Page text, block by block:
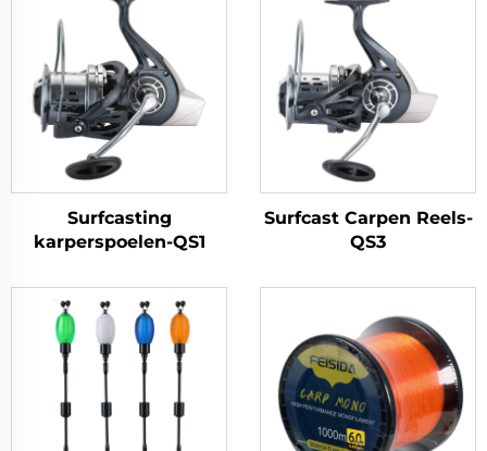
Surfcasting
karperspoelen-QS1
Surfcast Carpen Reels-
QS3